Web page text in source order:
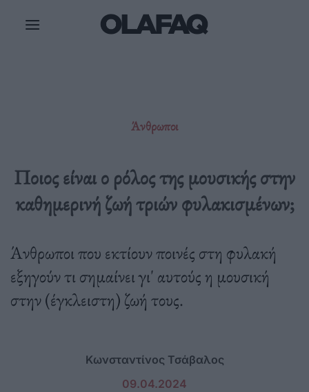
Άνθρωποι
Ποιος είναι ο ρόλος της μουσικής στην
καθημερινή ζωή τριών φυλακισμένων;
Άνθρωποι που εκτίουν ποινές στη φυλακή
εξηγούν τι σημαίνει γι' αυτούς η μουσική
στην (έγκλειστη) ζωή τους.
Κωνσταντίνος Τσάβαλος
09.04.2024